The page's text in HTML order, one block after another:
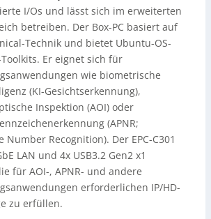
I/Os und lässt sich im erweiterten
betreiben. Der Box-PC basiert auf
Technik und bietet Ubuntu-OS-
Er eignet sich für
wie biometrische
(KI-Gesichtserkennung),
Inspektion (AOI) oder
(APNR;
Number Recognition). Der EPC-C301
LAN und 4x USB3.2 Gen2 x1
für AOI-, APNR- und andere
erforderlichen IP/HD-
zu erfüllen.